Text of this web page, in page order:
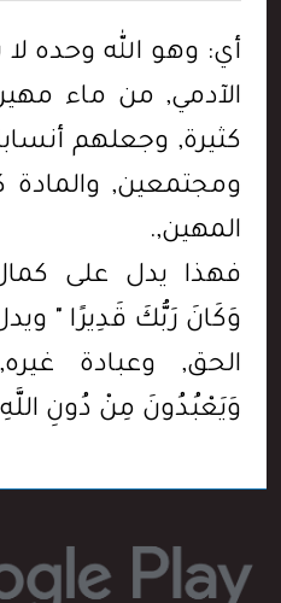
أي: وهو الله وحده
الآدمي, من ماء
كثيرة, وجعلهم
ومجتمعين, والمادة
المهين,.
فهذا يدل على
وَكَانَ رَبُّكَ قَدِيرًا "
الحق, وعبادة
وَيَعْبُدُونَ مِنْ دُونِ